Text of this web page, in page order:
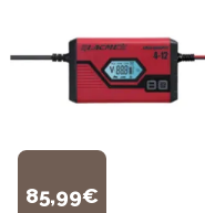
85,99€